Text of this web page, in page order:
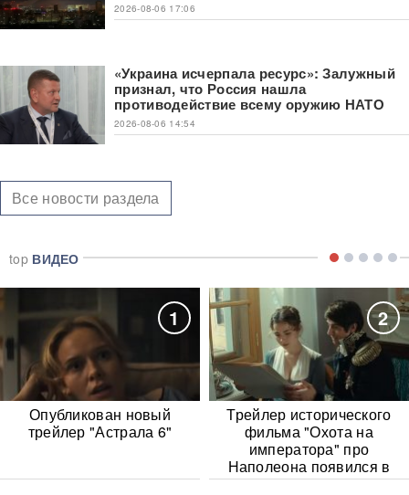
2026-08-06 17:06
«Украина исчерпала ресурс»: Залужный
признал, что Россия нашла
противодействие всему оружию НАТО
2026-08-06 14:54
Все новости раздела
top ВИДЕО
1
Опубликован новый
трейлер "Астрала 6"
2
Трейлер исторического
фильма "Охота на
императора" про
Наполеона появился в
Сети